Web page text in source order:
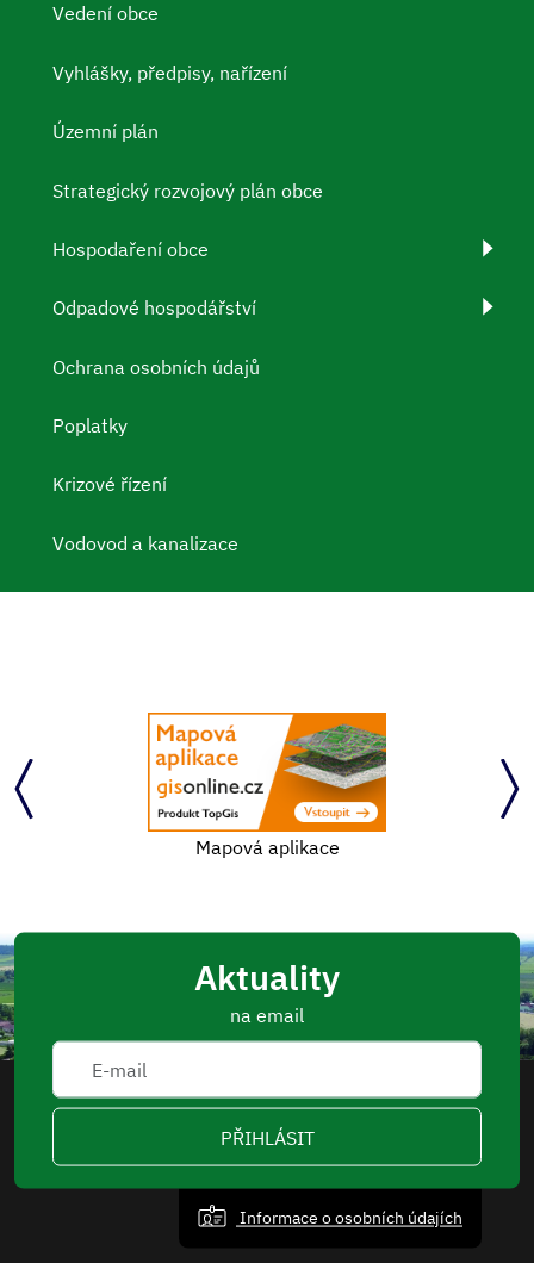
Vedení obce
Vyhlášky, předpisy, nařízení
Územní plán
Strategický rozvojový plán obce
Hospodaření obce
Odpadové hospodářství
Ochrana osobních údajů
Poplatky
Krizové řízení
Vodovod a kanalizace
Mapová aplikace
Aktuality
na email
PŘIHLÁSIT
Informace o osobních údajích